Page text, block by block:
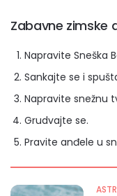
Zabavne zimske
Napravite Sneška
Sankajte se i
Napravite snežnu
Grudvajte se.
Pravite anđele u